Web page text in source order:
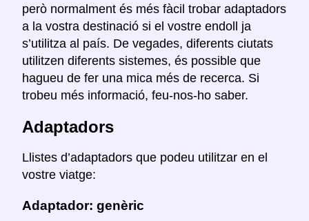
però normalment és més fàcil trobar adaptadors
a la vostra destinació si el vostre endoll ja
s’utilitza al país. De vegades, diferents ciutats
utilitzen diferents sistemes, és possible que
hagueu de fer una mica més de recerca. Si
trobeu més informació, feu-nos-ho saber.
Adaptadors
Llistes d’adaptadors que podeu utilitzar en el
vostre viatge:
Adaptador: genèric